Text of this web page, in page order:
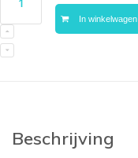
In winkelwagen
Beschrijving